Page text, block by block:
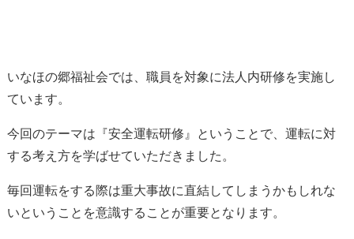
いなほの郷福祉会では、職員を対象に法人内研修を実施し
ています。
今回のテーマは『安全運転研修』ということで、運転に対
する考え方を学ばせていただきました。
毎回運転をする際は重大事故に直結してしまうかもしれな
いということを意識することが重要となります。